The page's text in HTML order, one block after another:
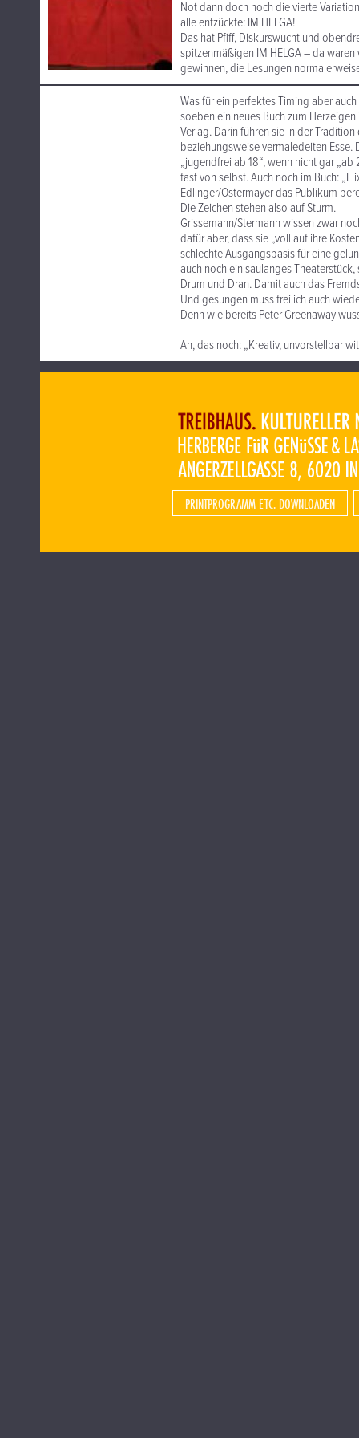
Not dann doch noch die vierte
alle entzückte: IM HELGA!
Das hat Pfiff, Diskurswucht und
spitzenmäßigen IM HELGA – da
gewinnen, die Lesungen
Was für ein perfektes Timing aber
soeben ein neues Buch zum
Verlag. Darin führen sie in der
beziehungsweise vermaledeiten
„jugendfrei ab 18“, wenn nicht gar
fast von selbst. Auch noch im Buch:
Edlinger/Ostermayer das Publikum
Die Zeichen stehen also auf Sturm.
Grissemann/Stermann wissen zwar
dafür aber, dass sie „voll auf ihre
schlechte Ausgangsbasis für eine
auch noch ein saulanges
Drum und Dran. Damit auch das
Und gesungen muss freilich auch
Denn wie bereits Peter Greenaway
Ah, das noch: „Kreativ, unvorstellbar
PRINTPROGRAMM ETC. DOWNLOADEN